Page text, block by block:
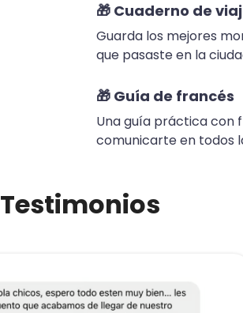
🎁 Cuaderno de
Guarda los mejores
que pasaste en la
🎁 Guía de francés
Una guía práctica con
comunicarte en todos
Testimonios